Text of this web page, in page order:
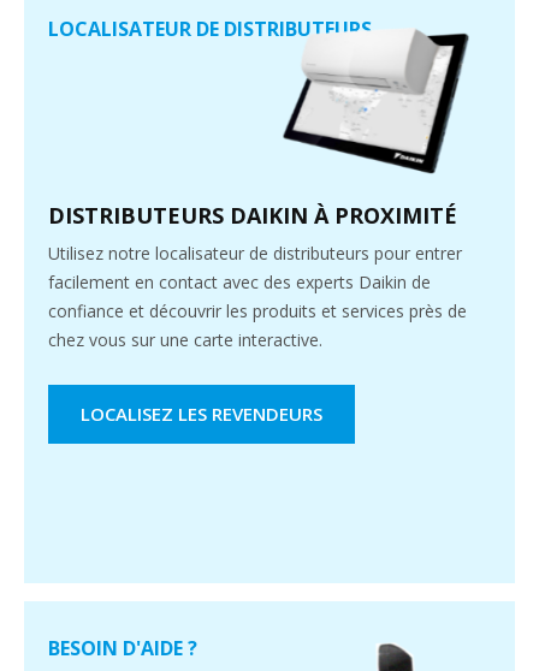
LOCALISATEUR DE DISTRIBUTEURS
DISTRIBUTEURS DAIKIN À PROXIMITÉ
Utilisez notre localisateur de distributeurs pour entrer
facilement en contact avec des experts Daikin de
confiance et découvrir les produits et services près de
chez vous sur une carte interactive.
LOCALISEZ LES REVENDEURS
BESOIN D'AIDE ?